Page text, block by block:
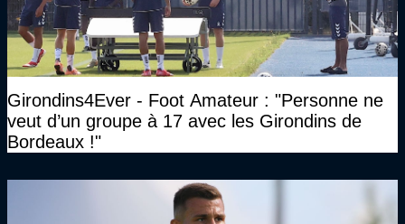
Girondins4Ever - Foot Amateur : "Personne ne
veut d’un groupe à 17 avec les Girondins de
Bordeaux !"